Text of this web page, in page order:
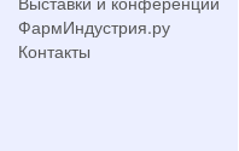
ФармИндустрия.ру
Контакты